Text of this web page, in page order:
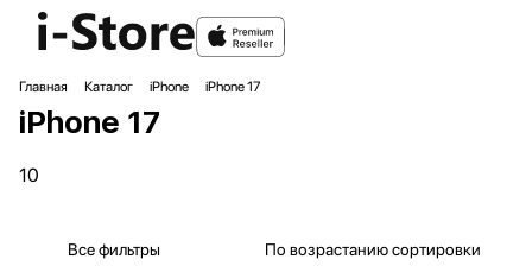
Главная Каталог iPhone iPhone 17
iPhone 17
10
Все фильтры По возрастанию сортировки